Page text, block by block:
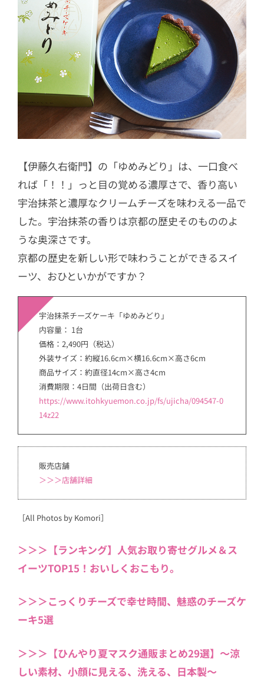
【伊藤久右衛門】の「ゆめみどり」は、一口食べ
れば「！！」っと目の覚める濃厚さで、香り高い
宇治抹茶と濃厚なクリームチーズを味わえる一品で
した。宇治抹茶の香りは京都の歴史そのもののよ
うな奥深さです。
京都の歴史を新しい形で味わうことができるスイ
ーツ、おひといかがですか？
宇治抹茶チーズケーキ「ゆめみどり」
内容量： 1台
価格：2,490円（税込）
外装サイズ：約縦16.6cm×横16.6cm×高さ6cm
商品サイズ：約直径14cm×高さ4cm
消費期限：4日間（出荷日含む）
https://www.itohkyuemon.co.jp/fs/ujicha/094547-0
14z22
販売店舗
＞＞＞店舗詳細
［All Photos by Komori］
＞＞＞【ランキング】人気お取り寄せグルメ＆ス
イーツTOP15！おいしくおこもり。
＞＞＞こっくりチーズで幸せ時間、魅惑のチーズケ
ーキ5選
＞＞＞【ひんやり夏マスク通販まとめ29選】〜涼
しい素材、小顔に見える、洗える、日本製〜